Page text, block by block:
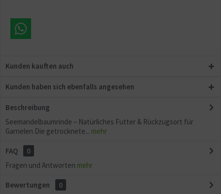
Kunden kauften auch
Kunden haben sich ebenfalls angesehen
Beschreibung
Seemandelbaumrinde – Natürliches Futter & Rückzugsort für
Garnelen Die getrocknete... mehr
FAQ
0
Fragen und Antworten mehr
Bewertungen
0